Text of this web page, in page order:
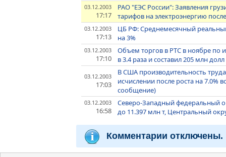
03.12.2003
17:17
РАО "ЕЭС России": Заявления
тарифов на электроэнергию
03.12.2003
17:13
ЦБ РФ: Среднемесячный
на 3%
03.12.2003
17:10
Объем торгов в РТС в ноябре по
в 3.4 раза и составил 205 млн долл
03.12.2003
17:03
В США производительность
исчислении после роста на 7.0%
сообщение)
03.12.2003
16:58
Северо-Западный федеральный
до 11.397 млн т, Центральный
Комментарии отключены.